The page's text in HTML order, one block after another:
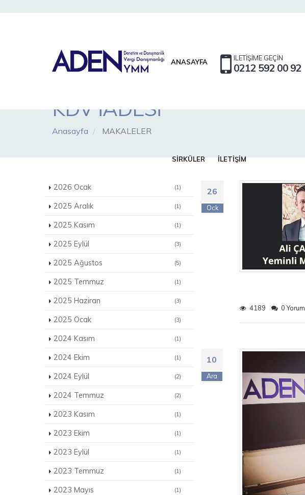
ANASAYFA ILETİŞİME GEÇİN
0212 592 00 92
SİRKÜLER İLETİŞİM
KDV İADESİ
Anasayfa MAKALELER
2026 Ocak (1)
2025 Aralık (1)
2025 Kasım (1)
2025 Eylül (3)
2025 Ağustos (5)
2025 Temmuz (1)
2025 Haziran (3)
2025 Ocak (3)
2024 Kasım (1)
2024 Ekim (1)
2024 Eylül (2)
2024 Temmuz (2)
2023 Kasım (1)
2023 Ekim (1)
2023 Eylül (1)
2023 Temmuz (1)
2023 Mayıs (1)
26
Ock
4189 0 Yorum
10
Ara